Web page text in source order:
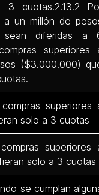
cuotas.2.13.2
a un millón de
sean diferidas a
superiores
($3.000.000)
superiores
solo a 3 cuotas
superiores
solo a 3 cuotas
se cumplan